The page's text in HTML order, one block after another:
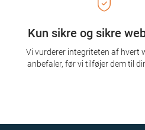
Kun sikre og sikre
Vi vurderer integriteten af ​​hvert
anbefaler, før vi tilføjer dem til